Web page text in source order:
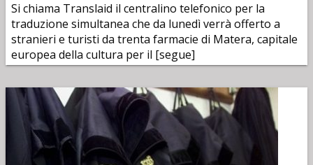
Si chiama Translaid il centralino telefonico per la
traduzione simultanea che da lunedì verrà offerto a
stranieri e turisti da trenta farmacie di Matera, capitale
europea della cultura per il [segue]